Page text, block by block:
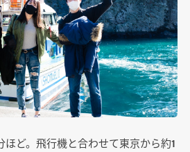
ほど。飛行機と合わせて東京から約1